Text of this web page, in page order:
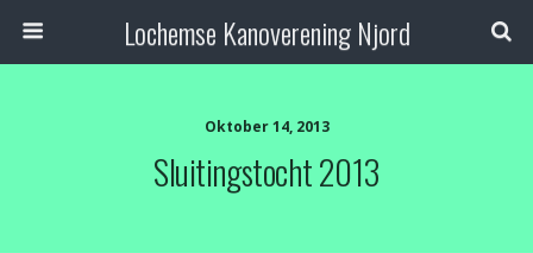
Lochemse Kanoverening Njord
Oktober 14, 2013
Sluitingstocht 2013